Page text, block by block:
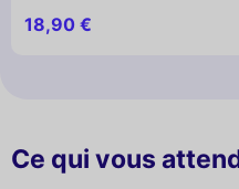
18,90 €
Ce qui vous